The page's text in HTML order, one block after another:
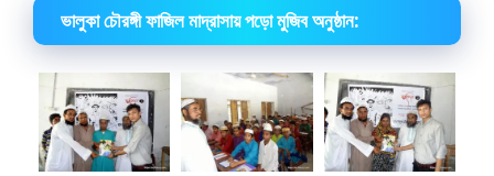
ভালুকা চৌরঙ্গী ফাজিল মাদ্রাসায় পড়ো মুজিব অনুষ্ঠান: